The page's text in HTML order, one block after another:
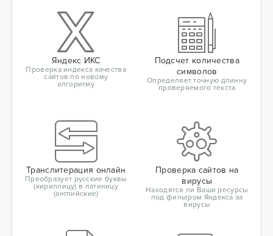
Яндекс ИКС
Проверка индекса качества
сайтов по новому
алгоритму
Подсчет количества
символов
Определяет точную длинну
проверяемого текста
Транслитерация онлайн
Преобразует русские буквы
(кириллицу) в латиницу
(английские)
Проверка сайтов на
вирусы
Находятся ли Ваши ресурсы
под фильтром Яндекса за
вирусы